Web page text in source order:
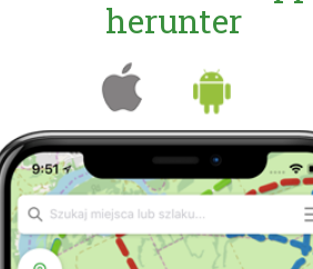
herunter